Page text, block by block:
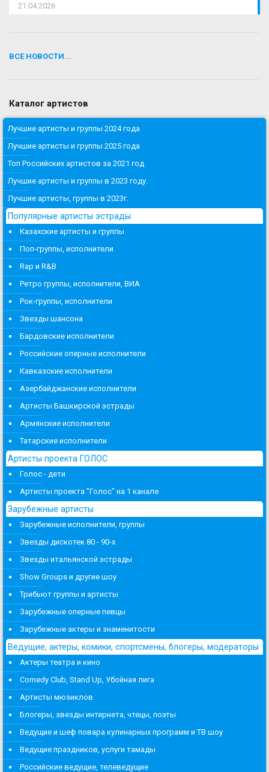
21.04.2026
ВСЕ НОВОСТИ...
Каталог артистов
Лучшие артисты и группы 2024 года
Лучшие артисты и группы 2025 года
Топ Российских артистов за 2021 год
Лучшие артисты и группы в 2023 году.
Лучшие артисты, группы в 2023г.
Популярные артисты эстрады
Казахские артисты и группы
Поп-группы, исполнители
Rap и R&B
Ретро группы, исполнители, ВИА
Рок-группы, исполнители
Звезды шансона
Бардовские исполнители
Российские оперные исполнители
Кавказские исполнители
Азербайджанские исполнители
Артисты Башкирской эстрады
Армянские исполнители
Татарские исполнители
Артисты проекта ГОЛОС
Голос - дети
Артисты проекта "Голос" на 1 канале
Зарубежные артисты
Зарубежные исполнители, группы
Звезды дискотек 80 - 90-х
Звезды итальянской эстрады
Show Groups и другие шоу
Трибьют группы и артисты
Зарубежные оперные певцы
Зарубежные актеры и знаменитости
Ведущие, актеры, комики, спортсмены, блогеры, модераторы
Актеры театра и кино
Comedy Club, Stand Up, Убойная лига
Артисты мюзиклов
Блогеры, звезды интернета, чтецы, поэты
Ведущие и шеф повара кулинарных программ и ТВ шоу
Ведущие праздников, услуги тамады
Российские ведущие, телеведущие